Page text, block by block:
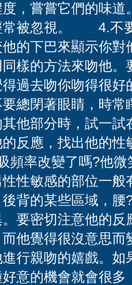
，嘗嘗它們的味
常被忽視。 4.不
的下巴來顯示你
樣的方法來吻他
過去吻你吻得很
要總閉著眼睛，時
他部分時，試一
反應，找出他的
頻率改變了嗎?他
敏感的部位一般
背的某些區域，
要密切注意他的
而他覺得很沒意
行親吻的嬉戲。
好意的機會就會很